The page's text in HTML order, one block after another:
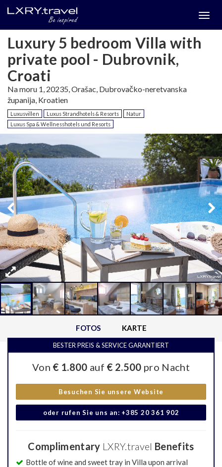
Luxury 5 bedroom Villa with
private pool - Dubrovnik,
Croati
Na moru 1, 20235, Orašac, Dubrovačko-neretvanska
županija, Kroatien
Luxusvillen Luxus Strandhotels & Resorts
Natur
Luxus Spa & Wellnesshotels und Resorts
FOTOS KARTE
Von € 1.800 auf € 2.500 pro Nacht
Besuchen Sie unsere Website
oder rufen Sie uns an: +385 20 361 902
BESTER PREIS & SERVICE GARANTIERT
Complimentary LXRY.travel Benefits
Bottle of wine and sweet tray in Villa upon arrival